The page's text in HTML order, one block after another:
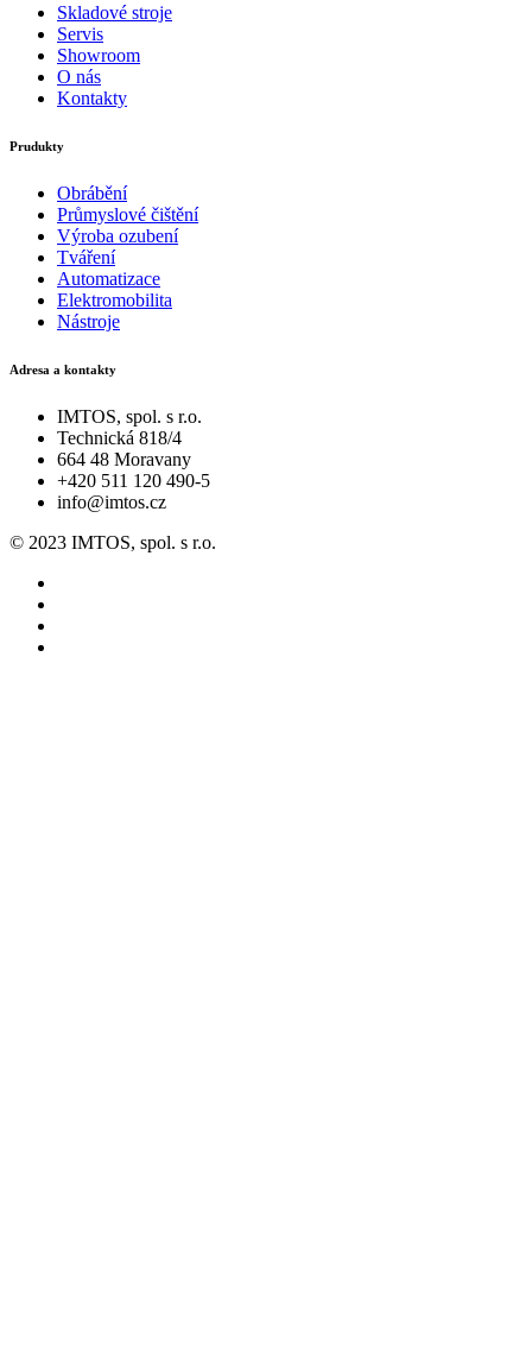
Skladové stroje
Servis
Showroom
O nás
Kontakty
Prudukty
Obrábění
Průmyslové čištění
Výroba ozubení
Tváření
Automatizace
Elektromobilita
Nástroje
Adresa a kontakty
IMTOS, spol. s r.o.
Technická 818/4
664 48 Moravany
+420 511 120 490-5
info@imtos.cz
© 2023 IMTOS, spol. s r.o.